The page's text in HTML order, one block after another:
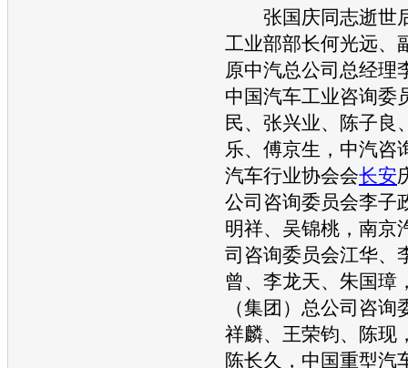
张国庆同志逝世
工业部部长何光远、
原中汽总公司总经理
中国汽车工业咨询委
民、张兴业、陈子良
乐、傅京生，中汽咨
汽车行业协会会长安
公司咨询委员会李子
明祥、吴锦桃，南京
司咨询委员会江华、
曾、李龙天、朱国璋
（集团）总公司咨
祥麟、王荣钧、陈现
陈长久，中国重型汽